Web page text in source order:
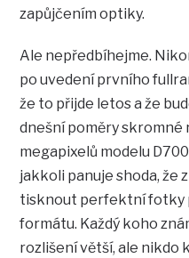
zapůjčením optiky.
Ale nepředbíhejme.
po uvedení prvního
že to přijde letos a že
dnešní poměry skromné
megapixelů modelu
jakkoli panuje shoda, že
tisknout perfektní fotky
formátu. Každý koho
rozlišení větší, ale nikdo